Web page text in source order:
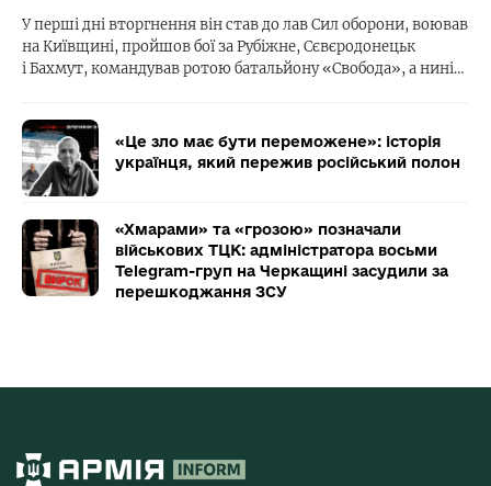
У перші дні вторгнення він став до лав Сил оборони, воював
на Київщині, пройшов бої за Рубіжне, Сєвєродонецьк
і Бахмут, командував ротою батальйону «Свобода», а нині…
«Це зло має бути переможене»: історія
українця, який пережив російський полон
«Хмарами» та «грозою» позначали
військових ТЦК: адміністратора восьми
Telegram-груп на Черкащині засудили за
перешкоджання ЗСУ